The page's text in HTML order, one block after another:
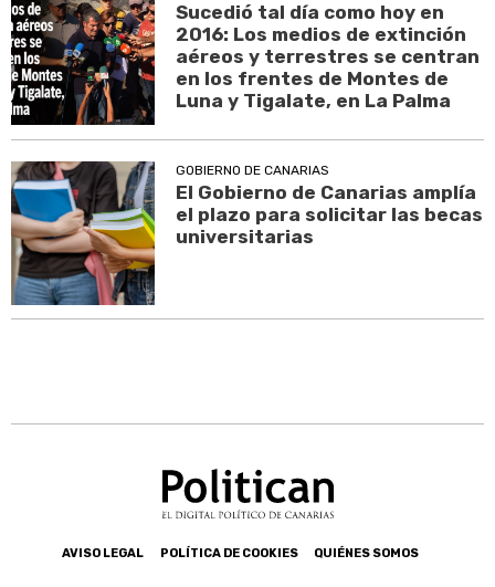
Sucedió tal día como hoy en
2016: Los medios de extinción
aéreos y terrestres se centran
en los frentes de Montes de
Luna y Tigalate, en La Palma
GOBIERNO DE CANARIAS
El Gobierno de Canarias amplía
el plazo para solicitar las becas
universitarias
AVISO LEGAL POLÍTICA DE COOKIES QUIÉNES SOMOS